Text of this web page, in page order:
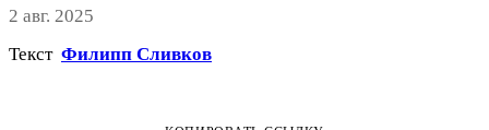
2 авг. 2025
Текст Филипп Сливков